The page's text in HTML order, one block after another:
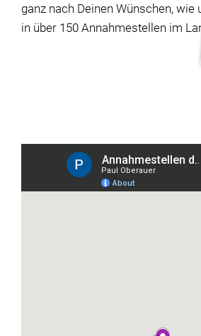
ganz nach Deinen Wünschen, wie
in über 150 Annahmestellen im